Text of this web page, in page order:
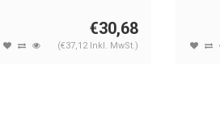
€30,68
(€37,12 Inkl. MwSt.)